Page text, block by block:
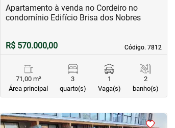
Código. 7812
Código. 7812
Apartamento à venda no Cordeiro no
condomínio Edifício Brisa dos Nobres
R$ 570.000,00
71,00 m²
Área principal
3
quarto(s)
1
Vaga(s)
2
banho(s)
<<<<